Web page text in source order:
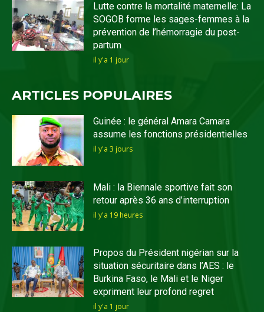
Lutte contre la mortalité maternelle: La
SOGOB forme les sages-femmes à la
prévention de l’hémorragie du post-
partum
il y'a 1 jour
ARTICLES POPULAIRES
Guinée : le général Amara Camara
assume les fonctions présidentielles
il y'a 3 jours
Mali : la Biennale sportive fait son
retour après 36 ans d’interruption
il y'a 19 heures
Propos du Président nigérian sur la
situation sécuritaire dans l’AES : le
Burkina Faso, le Mali et le Niger
expriment leur profond regret
il y'a 1 jour